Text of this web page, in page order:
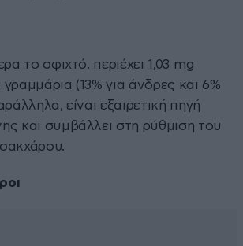
το σφιχτό, περιέχει 1,03 mg
(13% για άνδρες και 6%
είναι εξαιρετική πηγή
και συμβάλλει στη ρύθμιση του